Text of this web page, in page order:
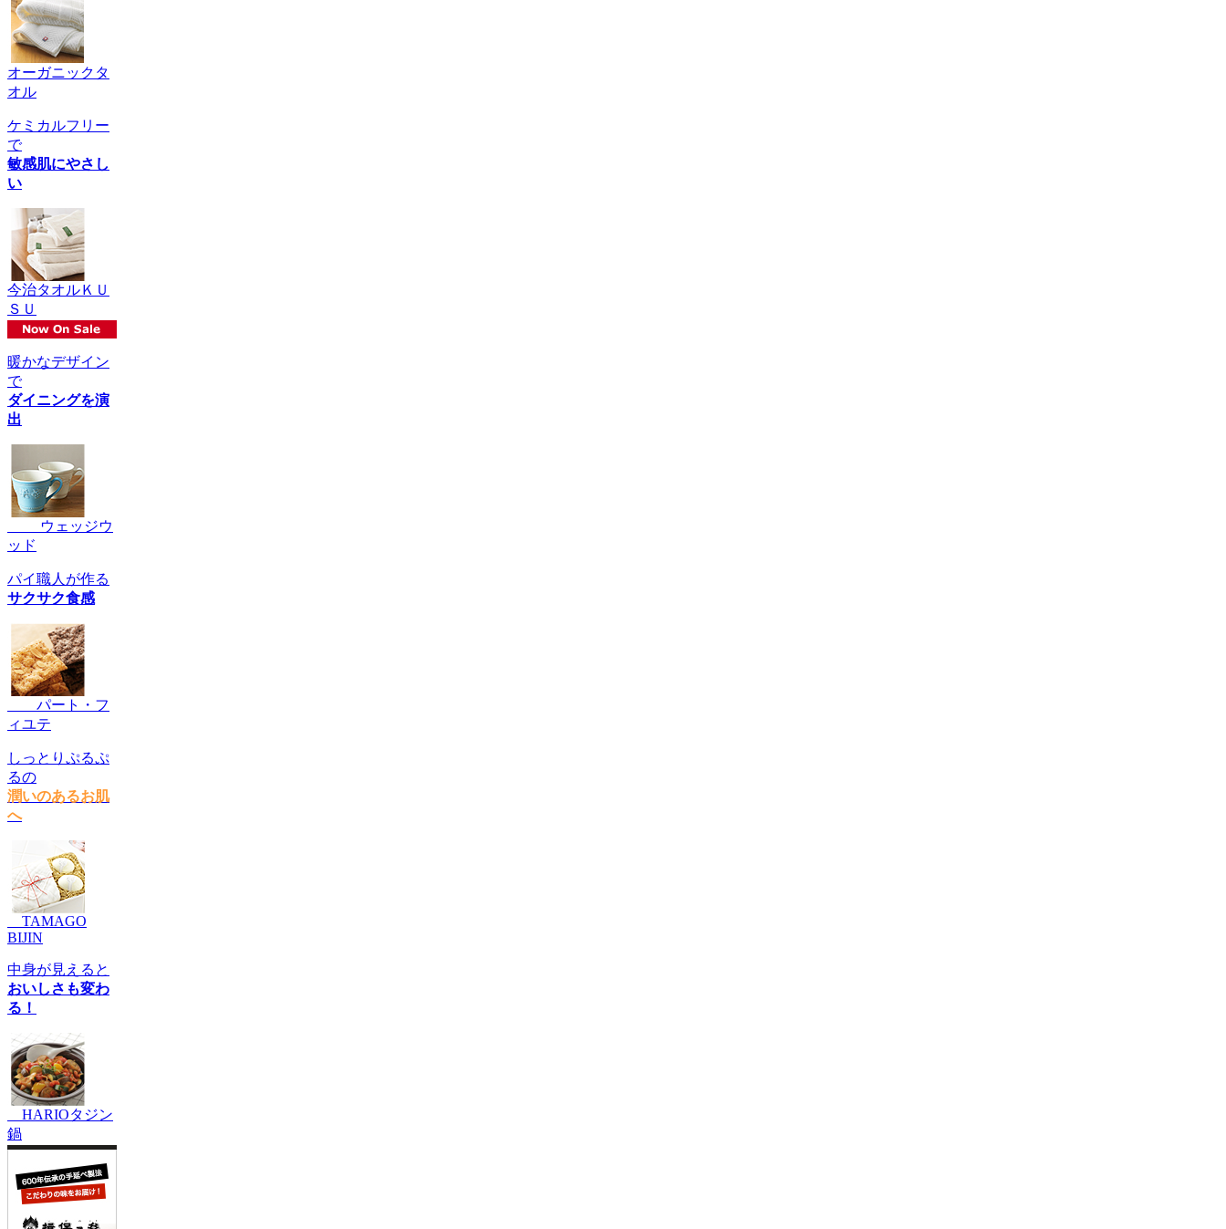
オーガニックタ
オル
ケミカルフリー
で
敏感肌にやさし
い
今治タオルＫＵ
ＳＵ
暖かなデザイン
で
ダイニングを演
出
ウェッジウ
ッド
パイ職人が作る
サクサク食感
パート・フ
ィユテ
しっとりぷるぷ
るの
潤いのあるお肌
へ
TAMAGO
BIJIN
中身が見えると
おいしさも変わ
る！
HARIOタジン
鍋